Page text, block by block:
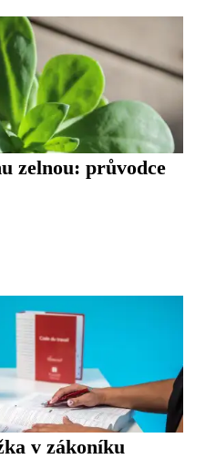
zelnou: průvodce
v zákoníku